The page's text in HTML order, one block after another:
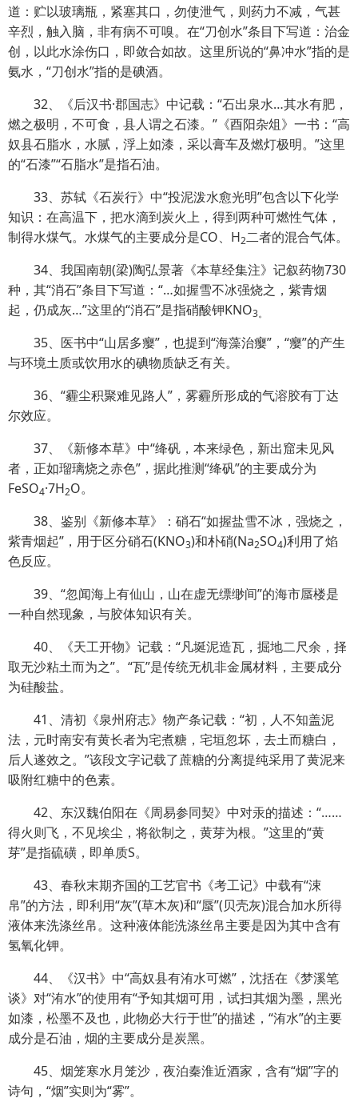
道：贮以玻璃瓶，紧塞其口，勿使泄气，则药力不减，气甚
辛烈，触入脑，非有病不可嗅。在“刀创水”条目下写道：治金
创，以此水涂伤口，即敛合如故。这里所说的“鼻冲水”指的是
氨水，“刀创水”指的是碘酒。
32、《后汉书·郡国志》中记载：“石出泉水…其水有肥，
燃之极明，不可食，县人谓之石漆。”《酉阳杂俎》一书：“高
奴县石脂水，水腻，浮上如漆，采以膏车及燃灯极明。”这里
的“石漆”“石脂水”是指石油。
33、苏轼《石炭行》中“投泥泼水愈光明”包含以下化学
知识：在高温下，把水滴到炭火上，得到两种可燃性气体，
制得水煤气。水煤气的主要成分是CO、H2二者的混合气体。
34、我国南朝(梁)陶弘景著《本草经集注》记叙药物730
种，其“消石”条目下写道：“…如握雪不冰强烧之，紫青烟
起，仍成灰…”这里的“消石”是指硝酸钾KNO3。
35、医书中“山居多瘿”，也提到“海藻治瘿”，“瘿”的产生
与环境土质或饮用水的碘物质缺乏有关。
36、“霾尘积聚难见路人”，雾霾所形成的气溶胶有丁达
尔效应。
37、《新修本草》中“绛矾，本来绿色，新出窟未见风
者，正如瑠璃烧之赤色”，据此推测“绛矾”的主要成分为
FeSO4·7H2O。
38、鉴别《新修本草》：硝石“如握盐雪不冰，强烧之，
紫青烟起”，用于区分硝石(KNO3)和朴硝(Na2SO4)利用了焰
色反应。
39、“忽闻海上有仙山，山在虚无缥缈间”的海市蜃楼是
一种自然现象，与胶体知识有关。
40、《天工开物》记载：“凡埏泥造瓦，掘地二尺余，择
取无沙粘土而为之”。“瓦”是传统无机非金属材料，主要成分
为硅酸盐。
41、清初《泉州府志》物产条记载：“初，人不知盖泥
法，元时南安有黄长者为宅煮糖，宅垣忽坏， 去土而糖白，
后人遂效之。”该段文字记载了蔗糖的分离提纯采用了黄泥来
吸附红糖中的色素。
42、东汉魏伯阳在《周易参同契》中对汞的描述：“……
得火则飞，不见埃尘，将欲制之，黄芽为根。”这里的“黄
芽”是指硫磺，即单质S。
43、春秋末期齐国的工艺官书《考工记》中载有“涑
帛”的方法，即利用“灰”(草木灰)和“蜃”(贝壳灰)混合加水所得
液体来洗涤丝帛。这种液体能洗涤丝帛主要是因为其中含有
氢氧化钾。
44、《汉书》中“高奴县有洧水可燃”，沈括在《梦溪笔
谈》对“洧水”的使用有“予知其烟可用，试扫其烟为墨，黑光
如漆，松墨不及也，此物必大行于世”的描述，“洧水”的主要
成分是石油，烟的主要成分是炭黑。
45、烟笼寒水月笼沙，夜泊秦淮近酒家，含有“烟”字的
诗句，“烟”实则为“雾”。